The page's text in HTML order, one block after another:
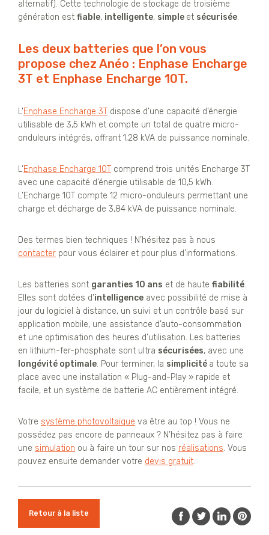
alternatif). Cette technologie de stockage de troisième
génération est fiable, intelligente, simple et sécurisée.
Les deux batteries que l’on vous
propose chez Anéo : Enphase Encharge
3T et Enphase Encharge 10T.
L’Enphase Encharge 3T dispose d’une capacité d’énergie
utilisable de 3,5 kWh et compte un total de quatre micro-
onduleurs intégrés, offrant 1,28 kVA de puissance nominale.
L’Enphase Encharge 10T comprend trois unités Encharge 3T
avec une capacité d’énergie utilisable de 10,5 kWh.
L’Encharge 10T compte 12 micro-onduleurs permettant une
charge et décharge de 3,84 kVA de puissance nominale.
Des termes bien techniques ! N’hésitez pas à nous
contacter pour vous éclairer et pour plus d’informations.
Les batteries sont garanties 10 ans et de haute fiabilité.
Elles sont dotées d’intelligence avec possibilité de mise à
jour du logiciel à distance, un suivi et un contrôle basé sur
application mobile, une assistance d’auto-consommation
et une optimisation des heures d’utilisation. Les batteries
en lithium-fer-phosphate sont ultra sécurisées, avec une
longévité optimale. Pour terminer, la simplicité a toute sa
place avec une installation « Plug-and-Play » rapide et
facile, et un système de batterie AC entièrement intégré.
Votre système photovoltaïque va être au top ! Vous ne
possédez pas encore de panneaux ? N’hésitez pas à faire
une simulation ou à faire un tour sur nos réalisations. Vous
pouvez ensuite demander votre devis gratuit.
Retour à la liste